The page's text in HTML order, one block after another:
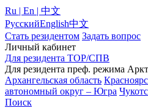
Ru | En | 中文
РусскийEnglish中文
Стать резидентом Задать вопрос
Личный кабинет
Для резидента ТОР/СПВ
Для резидента преф. режима
Архангельская область
автономный округ – Югра
Поиск